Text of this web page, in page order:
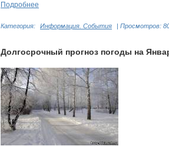
Подробнее
Категория: Информация. События | Просмотров:
Долгосрочный прогноз погоды на